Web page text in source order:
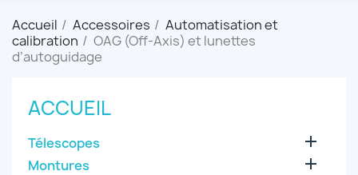
Accueil Accessoires
Automatisation et
calibration
OAG (Off-Axis) et lunettes
d’autoguidage
ACCUEIL
Télescopes 
Montures 